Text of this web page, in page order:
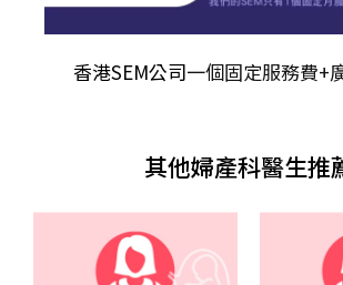
香港SEM公司一個固定服務費+
其他婦產科醫生推